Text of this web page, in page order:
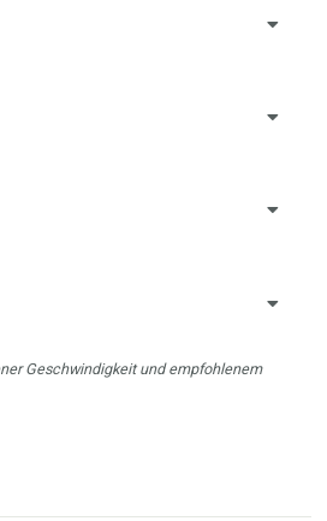
Geschwindigkeit und empfohlenem